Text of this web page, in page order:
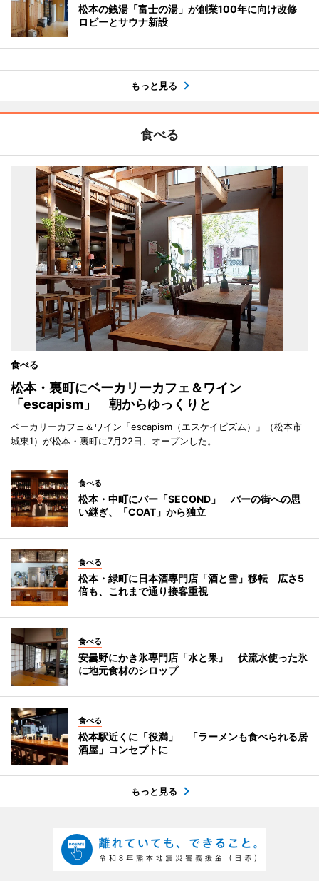
松本の銭湯「富士の湯」が創業100年に向け改修
ロビーとサウナ新設
もっと見る
食べる
食べる
松本・裏町にベーカリーカフェ＆ワイン
「escapism」 朝からゆっくりと
ベーカリーカフェ＆ワイン「escapism（エスケイピズム）」（松本市
城東1）が松本・裏町に7月22日、オープンした。
食べる
松本・中町にバー「SECOND」 バーの街への思
い継ぎ、「COAT」から独立
食べる
松本・緑町に日本酒専門店「酒と雪」移転 広さ5
倍も、これまで通り接客重視
食べる
安曇野にかき氷専門店「水と果」 伏流水使った氷
に地元食材のシロップ
食べる
松本駅近くに「役満」 「ラーメンも食べられる居
酒屋」コンセプトに
もっと見る